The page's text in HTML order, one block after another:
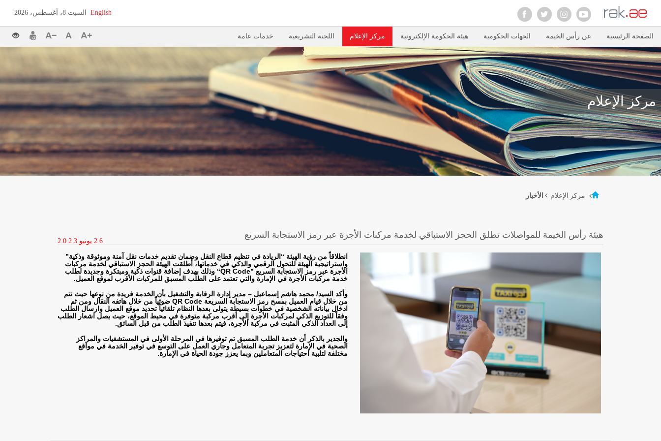
English السبت 8، أغسطس، 2026
الصفحة الرئيسية عن رأس الخيمة الجهات الحكومية هيئة الحكومة الإلكترونية مركز الإعلام اللجنة التشريعية خدمات عامة
مركز الإعلام
مركز الإعلام الأخبار
هيئة رأس الخيمة للمواصلات تطلق الحجز الاستباقي لخدمة مركبات الأجرة عبر رمز الاستجابة السريع
2 0 2 3 2 6
انطلاقاً من رؤية الهيئة “الريادة في تنظيم قطاع النقل وضمان تقديم خدمات نقل آمنة وموثوقة وذكية”
واستراتيجية الهيئة للتحول الرقمي والذكي في خدماتها، أطلقت الهيئة الحجز الاستباقي لخدمة مركبات
الأجرة عبر رمز الاستجابة السريع “QR Code” وذلك بهدف إضافة قنوات ذكية ومبتكرة وجديدة لطلب
خدمة مركبات الأجرة في الإمارة والتي تعتمد على الطلب المسبق للمركبات الأقرب لموقع العميل.
وأكد السيد/ محمد هاشم إسماعيل – مدير إدارة الرقابة والتشغيل بأن الخدمة فريدة من نوعها حيث تتم
من خلال قيام العميل بمسح رمز الاستجابة السريعة QR Code ضوئياً من خلال هاتفه النقال ومن ثم
ادخال بياناته الشخصية في خطوات بسيطة يتولى بعدها النظام تلقائياً تحديد موقع العميل وارسال الطلب
وفقاً للتوزيع الذكي لمركبات الأجرة إلى أقرب مركبة متوفرة في محيط الموقع، حيث يصل اشعار الطلب
إلى العداد الذكي المثبت في مركبة الأجرة، فيتم بعدها تنفيذ الطلب من قبل السائق.
والجدير بالذكر أن خدمة الطلب المسبق تم توفيرها في المرحلة الأولى في المستشفيات والمراكز
الصحية في الإمارة لتعزيز تجربة المتعامل وجاري العمل على التوسع في توفير الخدمة في مواقع
مختلفة لتلبية احتياجات المتعاملين وبما يعزز جودة الحياة في الإمارة.